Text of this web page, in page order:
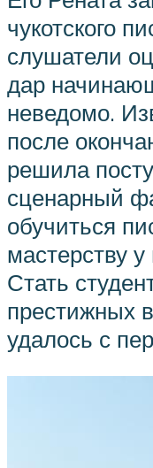
чукотского
слушатели
дар
неведомо.
после
решила
сценарный
обучиться
мастерству
Стать
престижных
удалось с